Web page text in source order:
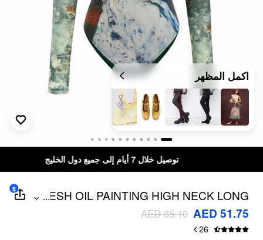
اكمل المظهر
توصيل خلال 7 أيام إلى جميع دول الخليج
MESH OIL PAINTING HIGH NECK LONG
SLEEVE LETTUCE TRIM BODYSUIT
...
AED 51.75
AED 85.10
26
$